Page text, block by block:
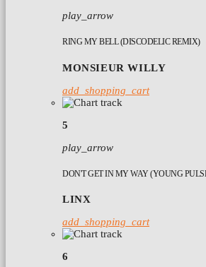
play_arrow
RING MY BELL (DISCODELIC REMIX)
MONSIEUR WILLY
add_shopping_cart
5
play_arrow
DON'T GET IN MY WAY (YOUNG
LINX
add_shopping_cart
6